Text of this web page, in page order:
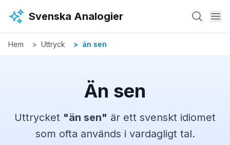
Svenska Analogier
Hem Uttryck än sen
Än sen
Uttrycket "än sen" är ett svenskt idiomet
som ofta används i vardagligt tal.